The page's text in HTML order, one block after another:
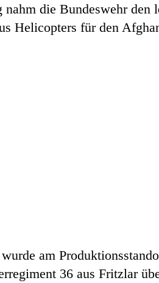
nahm die Bundeswehr
Helicopters für den
am
36 aus Fritzlar